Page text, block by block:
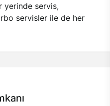
yerinde servis,
servisler ile de her